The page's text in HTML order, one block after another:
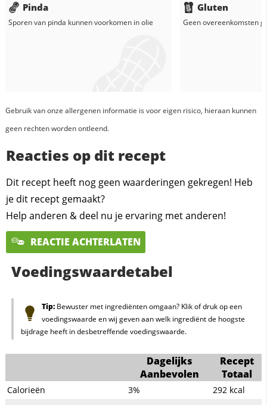
Pinda
Sporen van pinda kunnen voorkomen inolie
Gluten
Geen overeenkomsten
Gebruik van onze allergenen informatie is voor eigen risico, hieraan kunnen
geen rechten worden ontleend.
Reacties op dit recept
Dit recept heeft nog geen waarderingen gekregen! Heb
je dit recept gemaakt?
Help anderen & deel nu je ervaring met anderen!
REACTIE ACHTERLATEN
Voedingswaardetabel
Tip:Bewuster met ingrediënten omgaan? Klik of druk op een
voedingswaarde en wij geven aan welk ingrediënt de hoogste
bijdrage heeft in desbetreffende voedingswaarde.
Dagelijks
Aanbevolen
Recept
Totaal
Calorieën 3% 292 kcal